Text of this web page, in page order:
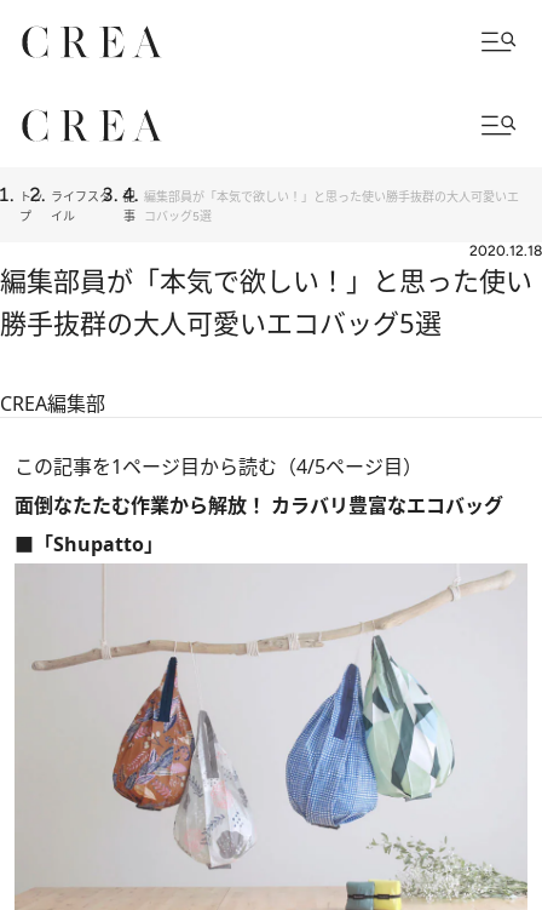
トッ
プ
ライフスタ
イル
記
事
編集部員が「本気で欲しい！」と思った使い勝手抜群の大人可愛いエ
コバッグ5選
2020.12.18
編集部員が「本気で欲しい！」と思った使い
勝手抜群の大人可愛いエコバッグ5選
CREA編集部
この記事を1ページ目から読む（4/5ページ目）
面倒なたたむ作業から解放！ カラバリ豊富なエコバッグ
■「Shupatto」